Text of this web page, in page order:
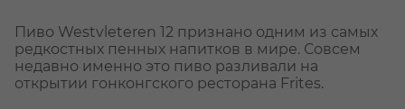
Пиво Westvleteren 12 признано одним из самых
редкостных пенных напитков в мире. Совсем
недавно именно это пиво разливали на
открытии гонконгского ресторана Frites.